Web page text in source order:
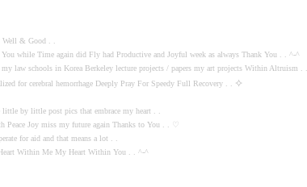
Well & Good . .
while Time again did Fly had Productive and Joyful week as always Thank You . . ^-^
law schools in Korea Berkeley lecture projects / papers my art projects Within Altruism . .
for cerebral hemorrhage Deeply Pray For Speedy Full Recovery . .
⟡
by little post pics that embrace my heart . .
Peace Joy miss my future again Thanks to You . . ♡
for aid and that means a lot . .
Within Me My Heart Within You . . ^-^